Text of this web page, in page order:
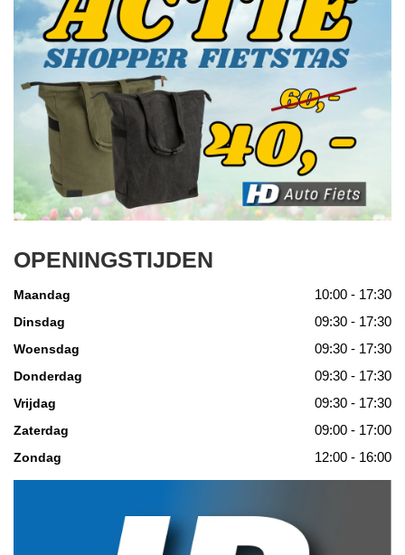
OPENINGSTIJDEN
Maandag 10:00 - 17:30
Dinsdag 09:30 - 17:30
Woensdag 09:30 - 17:30
Donderdag 09:30 - 17:30
Vrijdag 09:30 - 17:30
Zaterdag 09:00 - 17:00
Zondag 12:00 - 16:00